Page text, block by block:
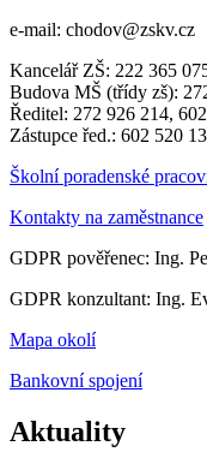
e-mail: chodov@zskv.cz
Kancelář ZŠ: 222 365
Budova MŠ (třídy zš):
Ředitel: 272 926 214,
Zástupce řed.: 602 520
Školní poradenské
Kontakty na zaměstnance
GDPR pověřenec: Ing.
GDPR konzultant: Ing.
Mapa okolí
Bankovní spojení
Aktuality